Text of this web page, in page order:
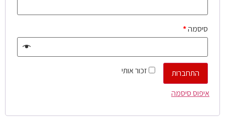
סיסמה*
זכור אותי
התחברות
איפוס סיסמה